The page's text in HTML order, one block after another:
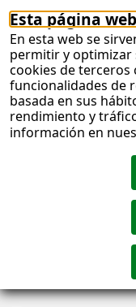
Esta página
En esta web se
permitir y optimizar
cookies de
funcionalidades de
basada en sus
rendimiento y
información en